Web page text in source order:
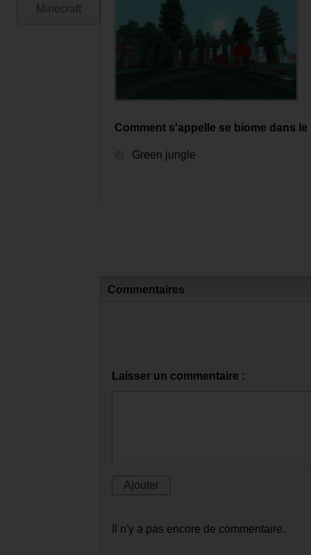
Minecraft
Comment s'appelle se biome dans
Green jungle
Commentaires
Laisser un commentaire :
Il n'y a pas encore de commentaire.